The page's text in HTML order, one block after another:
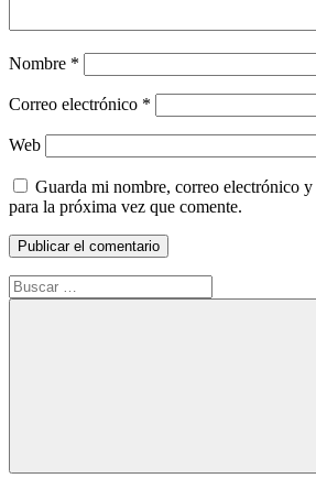
Nombre *
Correo electrónico *
Web
Guarda mi nombre, correo electrónico
para la próxima vez que comente.
Buscar:
Buscar